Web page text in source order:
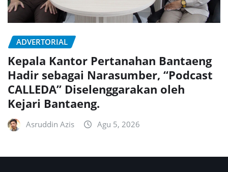
ADVERTORIAL
Kepala Kantor Pertanahan Bantaeng
Hadir sebagai Narasumber, “Podcast
CALLEDA” Diselenggarakan oleh
Kejari Bantaeng.
Asruddin Azis Agu 5, 2026